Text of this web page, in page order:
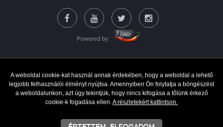
A weboldal cookie-kat használ annak érdekében, hogy a weboldal a lehető
legjobb felhasználói élményt nyújtsa. Amennyiben Ön folytatja a böngészést
a weboldalunkon, azt úgy tekintjük, hogy nincs kifogása a tőlünk érkező
cookie-k fogadása ellen.A részletekért kattintson.